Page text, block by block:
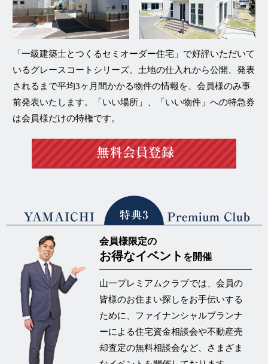
「一級建築士とつくるセミオーダー住宅」 で好評いただいて
いるグレースコートシリーズ。土地の仕入れから公開、発表
されるまで平均3ヶ月間かかる物件の情報を、 会員様のみ事
前発表いたします。「いい場所」、「いい物件」への特急券
は会員様だけの特権です。
会員様限定の
お得なイベント を開催
山一プレミアムクラブでは、会員の
皆様のお住まい探しをお手伝いする
ために、ファイナンシャルプランナ
ーによる住宅資金相談会や不動産売
却査定の無料相談会など、さまざま